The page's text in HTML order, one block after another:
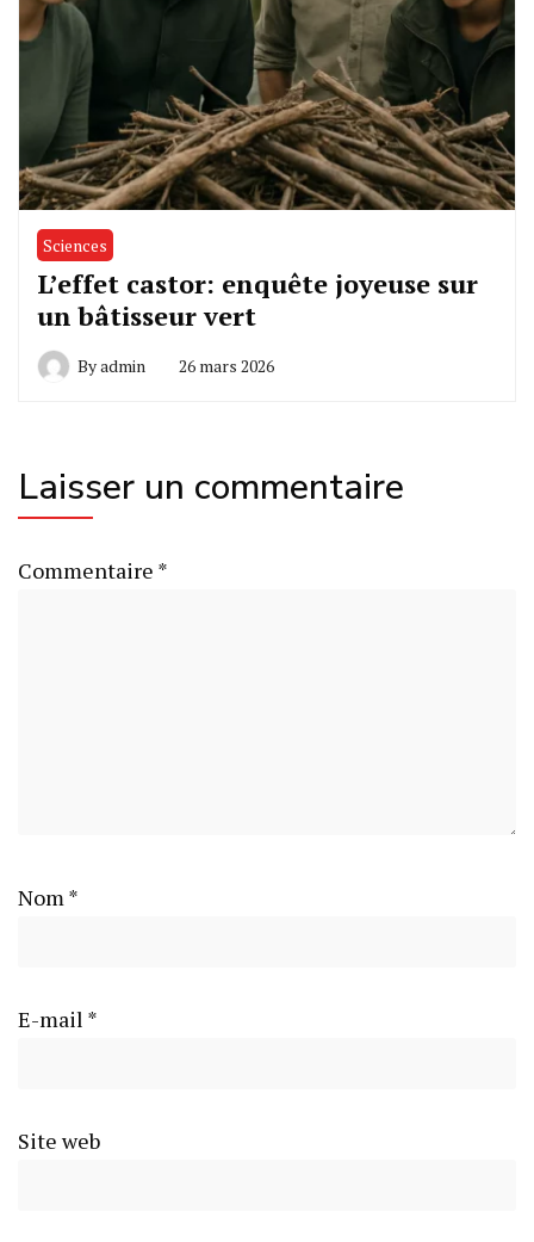
Sciences
L’effet castor: enquête joyeuse sur
un bâtisseur vert
Byadmin 26 mars 2026
Laisser un commentaire
Commentaire *
Nom *
E-mail *
Site web